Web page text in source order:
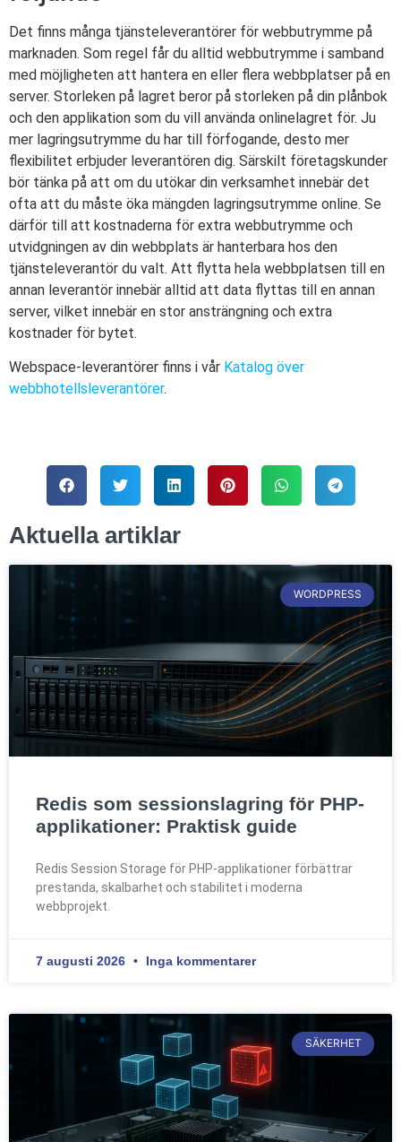
Det finns många tjänsteleverantörer för webbutrymme på
marknaden. Som regel får du alltid webbutrymme i samband
med möjligheten att hantera en eller flera webbplatser på en
server. Storleken på lagret beror på storleken på din plånbok
och den applikation som du vill använda onlinelagret för. Ju
mer lagringsutrymme du har till förfogande, desto mer
flexibilitet erbjuder leverantören dig. Särskilt företagskunder
bör tänka på att om du utökar din verksamhet innebär det
ofta att du måste öka mängden lagringsutrymme online. Se
därför till att kostnaderna för extra webbutrymme och
utvidgningen av din webbplats är hanterbara hos den
tjänsteleverantör du valt. Att flytta hela webbplatsen till en
annan leverantör innebär alltid att data flyttas till en annan
server, vilket innebär en stor ansträngning och extra
kostnader för bytet.
Webspace-leverantörer finns i vår Katalog över
webbhotellsleverantörer.
Aktuella artiklar
WORDPRESS
Redis som sessionslagring för PHP-
applikationer: Praktisk guide
Redis Session Storage för PHP-applikationer förbättrar
prestanda, skalbarhet och stabilitet i moderna
webbprojekt.
7 augusti 2026 Inga kommentarer
SÄKERHET